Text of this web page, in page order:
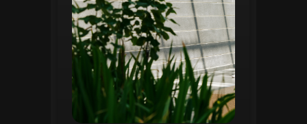
sustentabilidade e o uso estratégico do
espaço urbano.